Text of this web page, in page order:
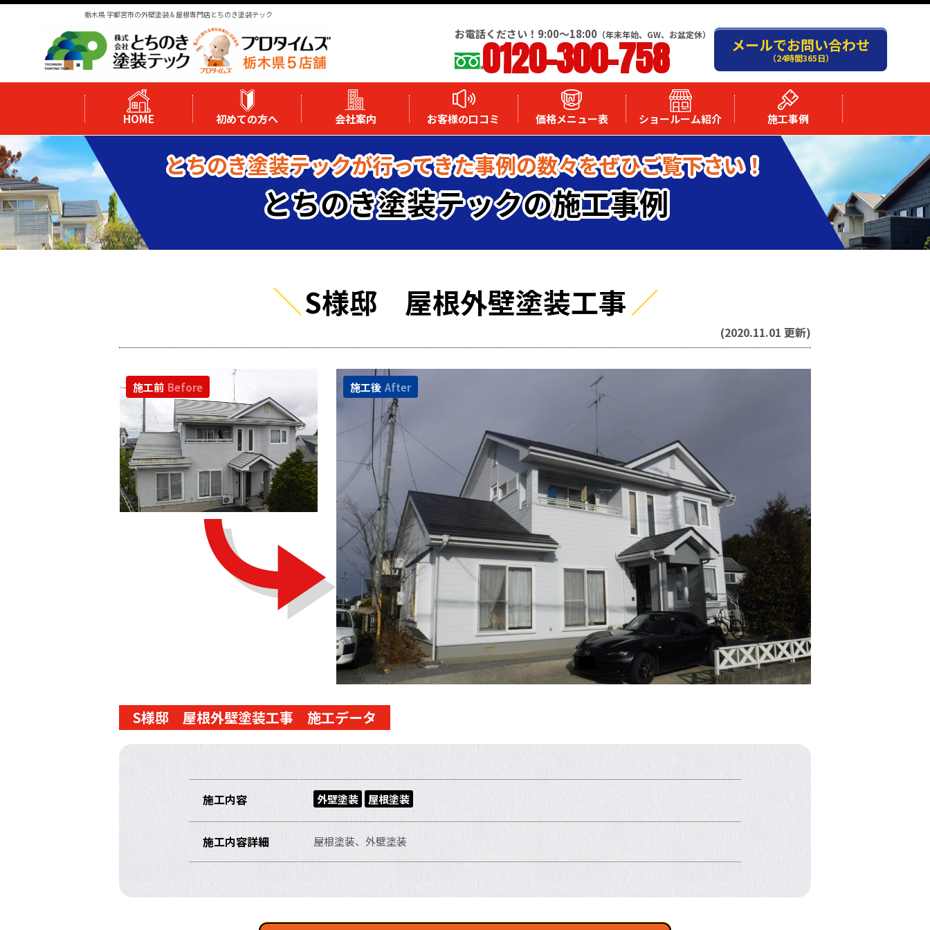
栃木県 宇都宮市の外壁塗装＆屋根専門店とちのき塗装テック
お電話ください！9:00～18:00 （年末年始、GW、お盆定休）
0120-300-758 メールでお問い合わせ
（24時間365日）
HOME 初めての方へ 会社案内 お客様の口コミ 価格メニュー表 ショールーム紹介 施工事例
とちのき塗装テックが行ってきた事例の数々をぜひご覧下さい！
とちのき塗装テックの施工事例
S様邸 屋根外壁塗装工事
(2020.11.01 更新)
施工後 After
施工前 Before
S様邸 屋根外壁塗装工事 施工データ
施工内容 外壁塗装 屋根塗装
施工内容詳細 屋根塗装、外壁塗装